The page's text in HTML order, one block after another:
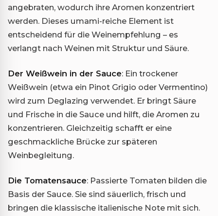
angebraten, wodurch ihre Aromen konzentriert
werden. Dieses umami-reiche Element ist
entscheidend für die Weinempfehlung – es
verlangt nach Weinen mit Struktur und Säure.
Der Weißwein in der Sauce: Ein trockener
Weißwein (etwa ein Pinot Grigio oder Vermentino)
wird zum Deglazing verwendet. Er bringt Säure
und Frische in die Sauce und hilft, die Aromen zu
konzentrieren. Gleichzeitig schafft er eine
geschmackliche Brücke zur späteren
Weinbegleitung.
Die Tomatensauce: Passierte Tomaten bilden die
Basis der Sauce. Sie sind säuerlich, frisch und
bringen die klassische italienische Note mit sich.